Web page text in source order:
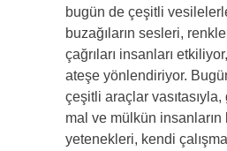
bugün de çeşitli
buzağıların sesleri,
çağrıları insanları
ateşe yönlendiriyor.
çeşitli araçlar
mal ve mülkün insanların
yetenekleri, kendi